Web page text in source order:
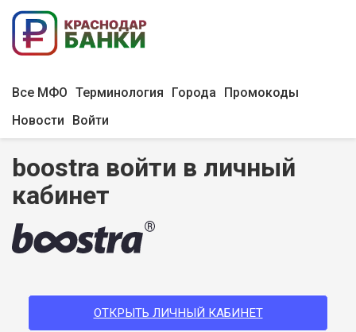
Все МФО Терминология Города
Промокоды
Новости
Войти
boostra войти в личный
кабинет
ОТКРЫТЬ ЛИЧНЫЙ КАБИНЕТ